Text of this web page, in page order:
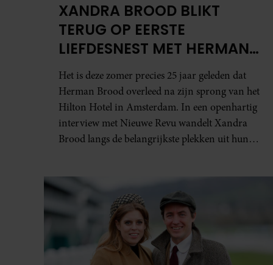
XANDRA BROOD BLIKT
TERUG OP EERSTE
LIEFDESNEST MET HERMAN
BROOD: “HIER IS LOLA
GEBOREN”
Het is deze zomer precies 25 jaar geleden dat
Herman Brood overleed na zijn sprong van het
Hilton Hotel in Amsterdam. In een openhartig
interview met Nieuwe Revu wandelt Xandra
Brood langs de belangrijkste plekken uit hun
aan herinneringen op. Daar begon hun leven
samen en werd dochter Lola geboren.